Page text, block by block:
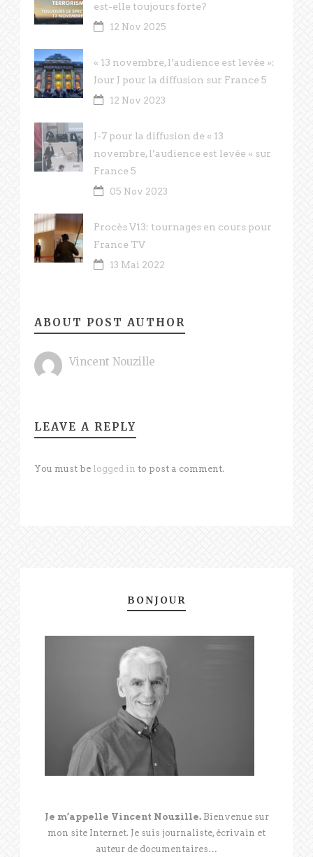
est-elle toujours forte?
12 Nov 2025
« 13 novembre, l’audience est levée »:
Jour J pour la diffusion sur France 5
12 Nov 2023
J-7 pour la diffusion de « 13
novembre, l’audience est levée » sur
France 5
05 Nov 2023
Procès V13: tournages en cours pour
France TV
13 Mai 2022
ABOUT POST AUTHOR
Vincent Nouzille
LEAVE A REPLY
You must be logged in to post a comment.
BONJOUR
Je m’appelle Vincent Nouzille.Bienvenue sur
mon site Internet. Je suis journaliste, écrivain et
auteur de documentaires…